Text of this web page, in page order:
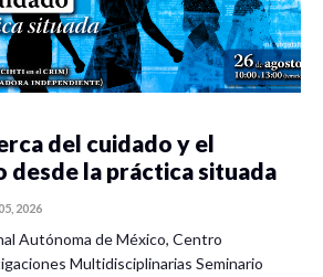
del cuidado y el
desde la práctica situada
2026
Autónoma de México, Centro
Multidisciplinarias Seminario